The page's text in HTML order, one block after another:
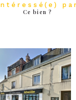
Intéressé(e) par
Ce bien ?